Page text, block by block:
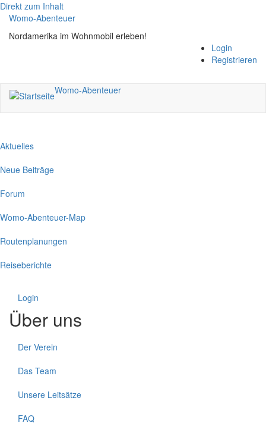
Direkt zum Inhalt
Womo-Abenteuer
Nordamerika im Wohnmobil erleben!
Login
Registrieren
Womo-Abenteuer
Aktuelles
Neue Beiträge
Forum
Womo-Abenteuer-Map
Routenplanungen
Reiseberichte
Login
Über uns
Der Verein
Das Team
Unsere Leitsätze
FAQ